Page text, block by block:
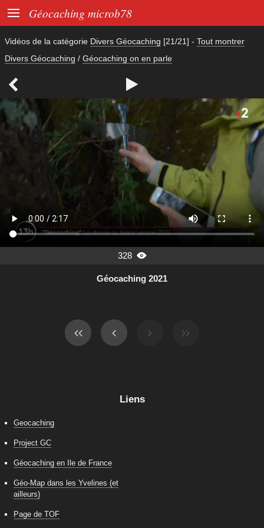
 Géocaching microb78
Vidéos de la catégorie Divers Géocaching [21/21] - Tout montrer
Divers Géocaching / Géocaching on en parle
 
328 
Géocaching 2021
Liens
Geocaching
Project GC
Géocaching en Ile de France
Géo-Map dans les Yvelines (et
ailleurs)
Page de TOF